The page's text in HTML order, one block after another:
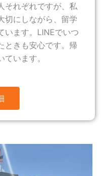
それぞれですが、私
切にしながら、留学
います。LINEでいつ
ときも安心です。帰
います。